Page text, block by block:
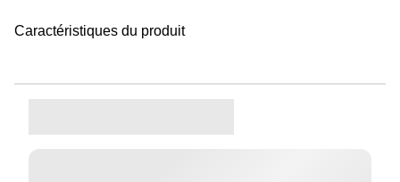
Caractéristiques du produit